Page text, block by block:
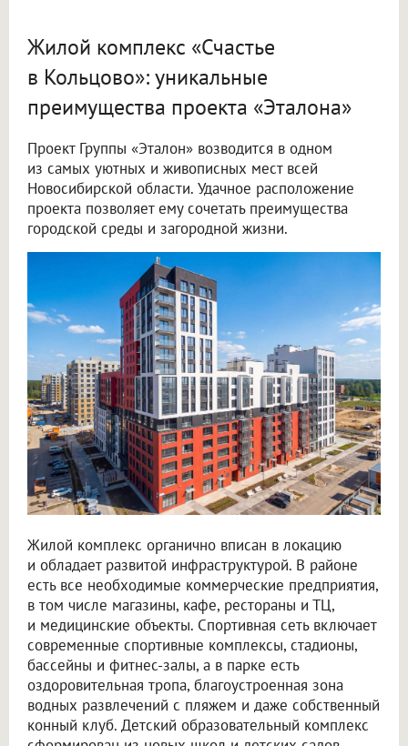
Жилой комплекс «Счастье
в Кольцово»: уникальные
преимущества проекта «Эталона»
Проект Группы «Эталон» возводится в одном
из самых уютных и живописных мест всей
Новосибирской области. Удачное расположение
проекта позволяет ему сочетать преимущества
городской среды и загородной жизни.
Жилой комплекс органично вписан в локацию
и обладает развитой инфраструктурой. В районе
есть все необходимые коммерческие предприятия,
в том числе магазины, кафе, рестораны и ТЦ,
и медицинские объекты. Спортивная сеть включает
современные спортивные комплексы, стадионы,
бассейны и фитнес-залы, а в парке есть
оздоровительная тропа, благоустроенная зона
водных развлечений с пляжем и даже собственный
конный клуб. Детский образовательный комплекс